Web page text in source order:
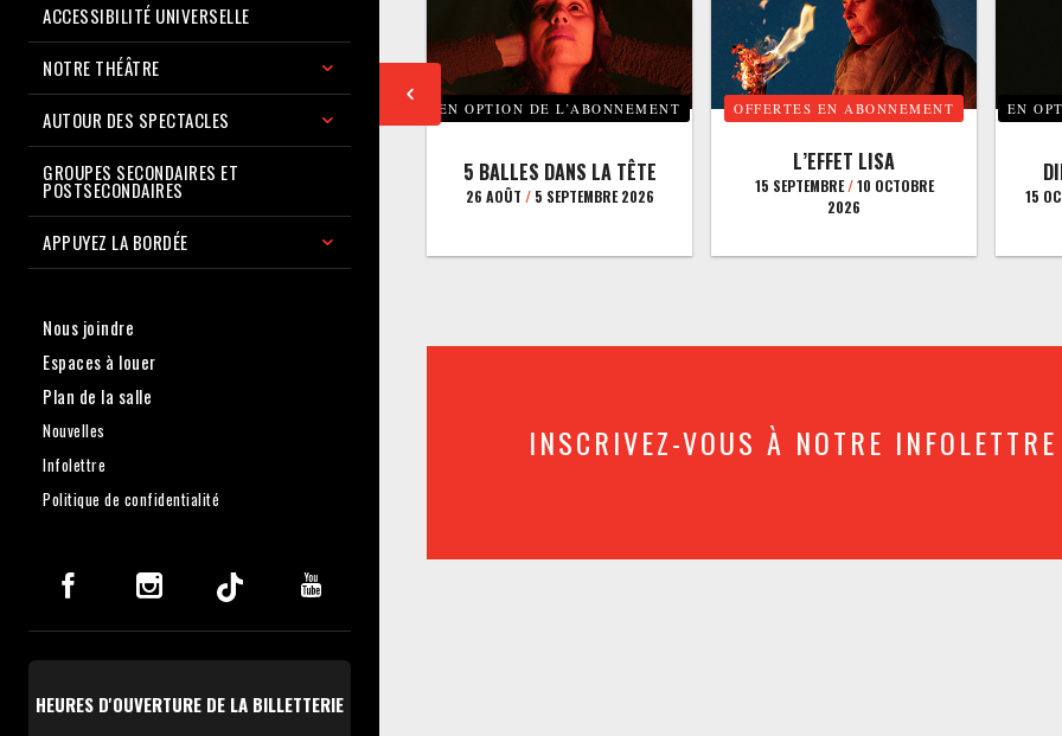
ACCESSIBILITÉ UNIVERSELLE
NOTRE THÉÂTRE
AUTOUR DES SPECTACLES
GROUPES SECONDAIRES ET
POSTSECONDAIRES
APPUYEZ LA BORDÉE
Nous joindre
Espaces à louer
Plan de la salle
Nouvelles
Infolettre
Politique de confidentialité
HEURES D'OUVERTURE DE LA BILLETTERIE
EN OPTION DE L’ABONNEMENT
5 BALLES DANS LA TÊTE
26 AOÛT /5 SEPTEMBRE 2026
OFFERTES EN ABONNEMENT
L’EFFET LISA
15 SEPTEMBRE/10 OCTOBRE
2026
EN
15
INSCRIVEZ-VOUS À NOTRE INFOLETTRE